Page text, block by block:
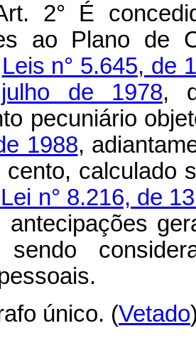
2° É
ao Plano de
Leis n° 5.645, de
de 1978,
pecuniário
1988,
calculado
n° 8.216, de
antecipações
único. (Vetado